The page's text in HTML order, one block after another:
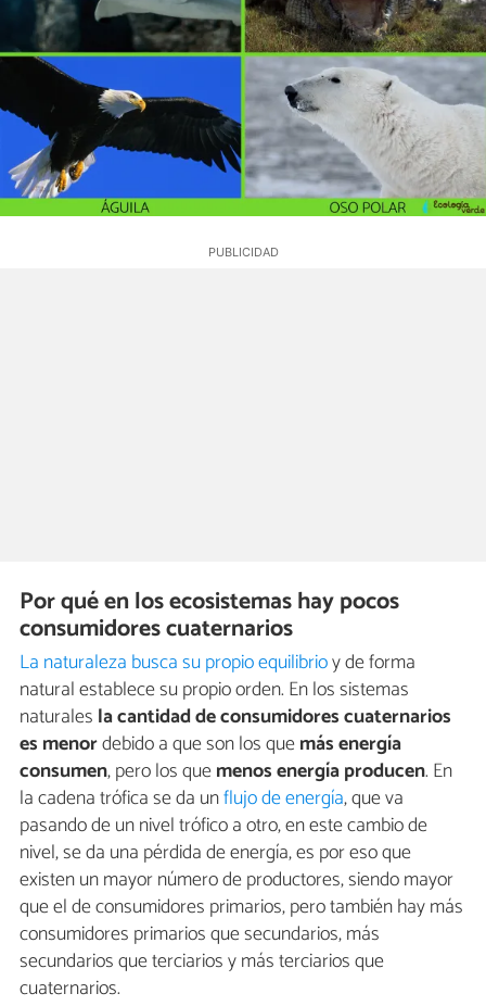
Por qué en los ecosistemas hay pocos
consumidores cuaternarios
La naturaleza busca su propio equilibrioy de forma
natural establece su propio orden. En los sistemas
naturales la cantidad de consumidores cuaternarios
es menordebido a que son los quemás energía
consumen, pero los quemenos energía producen. En
la cadena trófica se da unflujo de energía, que va
pasando de un nivel trófico a otro, en este cambio de
nivel, se da una pérdida de energía, es por eso que
existen un mayor número de productores, siendo mayor
que el de consumidores primarios, pero también hay más
consumidores primarios que secundarios, más
secundarios que terciarios y más terciarios que
cuaternarios.